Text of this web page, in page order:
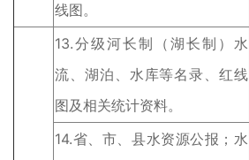
线图。
13.分级河长制（湖长制）水
流、湖泊、水库等名录、红线
图及相关统计资料。
14.省、市、县水资源公报；水